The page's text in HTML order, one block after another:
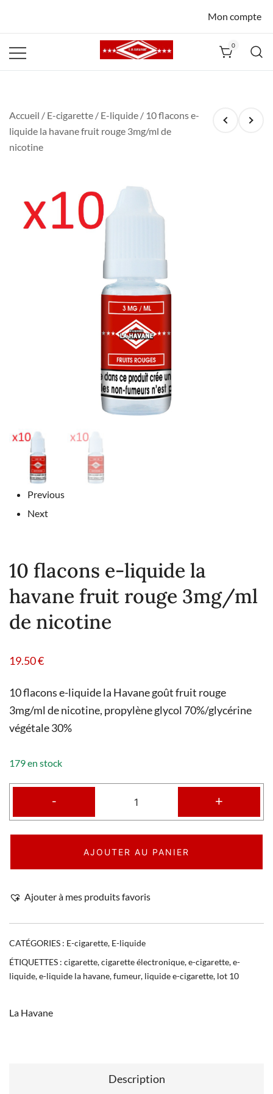
Mon compte
0
Accueil / E-cigarette / E-liquide / 10 flacons e-
liquide la havane fruit rouge 3mg/ml de
nicotine
Previous
Next
10 flacons e-liquide la
havane fruit rouge 3mg/ml
de nicotine
19.50€
10 flacons e-liquide la Havane goût fruit rouge
3mg/ml de nicotine, propylène glycol 70%/glycérine
végétale 30%
179 en stock
- +
AJOUTER AU PANIER
Ajouter à mes produits favoris
CATÉGORIES : E-cigarette, E-liquide
ÉTIQUETTES : cigarette,cigarette électronique,e-cigarette,e-
liquide,e-liquide la havane,fumeur, liquide e-cigarette, lot 10
La Havane
Description